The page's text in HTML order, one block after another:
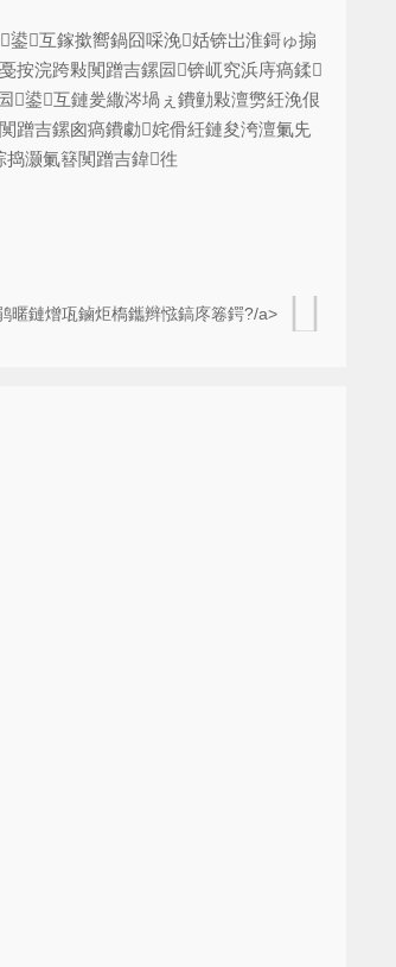
互鎵撳嚮鍋囧啋浼姡锛岀淮鎶ゅ搧
按浣跨敤闃蹭吉鏍囩锛屼究浜庤瘑鍒
鍙互鏈夎繖涔堝ぇ鐨勭敤澶勶紝浼佷
蹭吉鏍囪瘑鐨勮姹傦紝鏈夋洿澶氭兂
捣灏氭簮闃蹭吉鍏徃
暱鏈熷瓨鏀炬槗鑴辫惤鎬庝箞鍔?/a>